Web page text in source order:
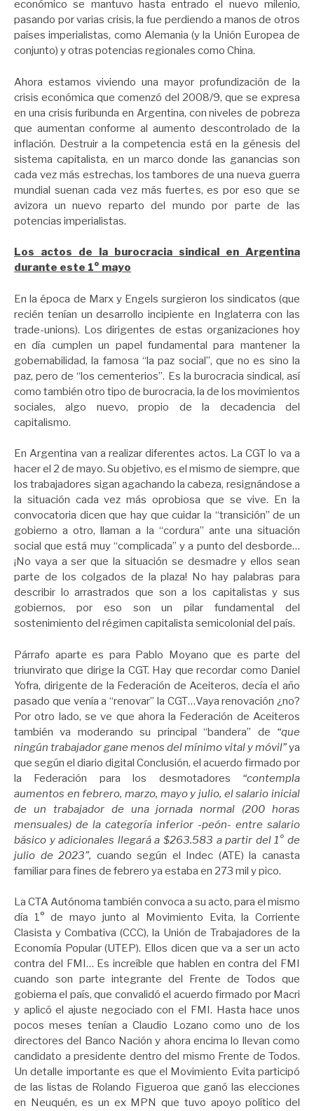
económico se mantuvo hasta entrado el nuevo milenio,
pasando por varias crisis, la fue perdiendo a manos de otros
países imperialistas, como Alemania (y la Unión Europea de
conjunto) y otras potencias regionales como China.
Ahora estamos viviendo una mayor profundización de la
crisis económica que comenzó del 2008/9, que se expresa
en una crisis furibunda en Argentina, con niveles de pobreza
que aumentan conforme al aumento descontrolado de la
inflación. Destruir a la competencia está en la génesis del
sistema capitalista, en un marco donde las ganancias son
cada vez más estrechas, los tambores de una nueva guerra
mundial suenan cada vez más fuertes, es por eso que se
avizora un nuevo reparto del mundo por parte de las
potencias imperialistas.
Los actos de la burocracia sindical en Argentina
durante este 1° mayo
En la época de Marx y Engels surgieron los sindicatos (que
recién tenían un desarrollo incipiente en Inglaterra con las
trade-unions). Los dirigentes de estas organizaciones hoy
en día cumplen un papel fundamental para mantener la
gobernabilidad, la famosa “la paz social”, que no es sino la
paz, pero de “los cementerios”. Es la burocracia sindical, así
como también otro tipo de burocracia, la de los movimientos
sociales, algo nuevo, propio de la decadencia del
capitalismo.
En Argentina van a realizar diferentes actos. La CGT lo va a
hacer el 2 de mayo. Su objetivo, es el mismo de siempre, que
los trabajadores sigan agachando la cabeza, resignándose a
la situación cada vez más oprobiosa que se vive. En la
convocatoria dicen que hay que cuidar la “transición” de un
gobierno a otro, llaman a la “cordura” ante una situación
social que está muy “complicada” y a punto del desborde…
¡No vaya a ser que la situación se desmadre y ellos sean
parte de los colgados de la plaza! No hay palabras para
describir lo arrastrados que son a los capitalistas y sus
gobiernos, por eso son un pilar fundamental del
sostenimiento del régimen capitalista semicolonial del país.
Párrafo aparte es para Pablo Moyano que es parte del
triunvirato que dirige la CGT. Hay que recordar como Daniel
Yofra, dirigente de la Federación de Aceiteros, decía el año
pasado que venía a “renovar” la CGT…Vaya renovación ¿no?
Por otro lado, se ve que ahora la Federación de Aceiteros
también va moderando su principal “bandera” de “que
ningún trabajador gane menos del mínimo vital y móvil”ya
que según el diario digital Conclusión, el acuerdo firmado por
la Federación para los desmotadores “contempla
aumentos en febrero, marzo, mayo y julio, el salario inicial
de un trabajador de una jornada normal (200 horas
mensuales) de la categoría inferior -peón- entre salario
básico y adicionales llegará a $263.583 a partir del 1° de
julio de 2023”, cuando según el Indec (ATE) la canasta
familiar para fines de febrero ya estaba en 273 mil y pico.
La CTA Autónoma también convoca a su acto, para el mismo
día 1° de mayo junto al Movimiento Evita, la Corriente
Clasista y Combativa (CCC), la Unión de Trabajadores de la
Economía Popular (UTEP). Ellos dicen que va a ser un acto
contra del FMI… Es increíble que hablen en contra del FMI
cuando son parte integrante del Frente de Todos que
gobierna el país, que convalidó el acuerdo firmado por Macri
y aplicó el ajuste negociado con el FMI. Hasta hace unos
pocos meses tenían a Claudio Lozano como uno de los
directores del Banco Nación y ahora encima lo llevan como
candidato a presidente dentro del mismo Frente de Todos.
Un detalle importante es que el Movimiento Evita participó
de las listas de Rolando Figueroa que ganó las elecciones
en Neuquén, es un ex MPN que tuvo apoyo político del